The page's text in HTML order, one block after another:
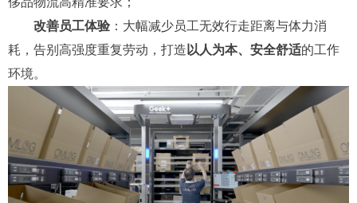
改善员工体验 ：大幅减少员工无效行走距离与体力消
耗，告别高强度重复劳动，打造 以人为本、安全舒适的工作
环境。